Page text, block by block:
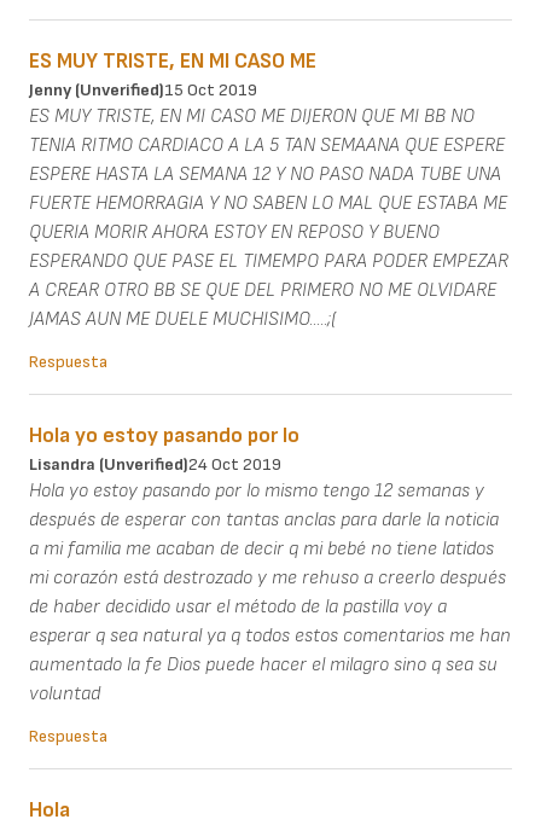
ES MUY TRISTE, EN MI CASO ME
Jenny (unverified)15 Oct 2019
ES MUY TRISTE, EN MI CASO ME DIJERON QUE MI BB NO
TENIA RITMO CARDIACO A LA 5 TAN SEMAANA QUE ESPERE
ESPERE HASTA LA SEMANA 12 Y NO PASO NADA TUBE UNA
FUERTE HEMORRAGIA Y NO SABEN LO MAL QUE ESTABA ME
QUERIA MORIR AHORA ESTOY EN REPOSO Y BUENO
ESPERANDO QUE PASE EL TIMEMPO PARA PODER EMPEZAR
A CREAR OTRO BB SE QUE DEL PRIMERO NO ME OLVIDARE
JAMAS AUN ME DUELE MUCHISIMO.....;(
Respuesta
Hola yo estoy pasando por lo
Lisandra (unverified)24 Oct 2019
Hola yo estoy pasando por lo mismo tengo 12 semanas y
después de esperar con tantas anclas para darle la noticia
a mi familia me acaban de decir q mi bebé no tiene latidos
mi corazón está destrozado y me rehuso a creerlo después
de haber decidido usar el método de la pastilla voy a
esperar q sea natural ya q todos estos comentarios me han
aumentado la fe Dios puede hacer el milagro sino q sea su
voluntad
Respuesta
Hola